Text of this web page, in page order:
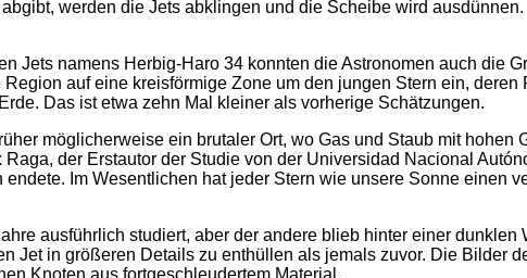
werden die Jets abklingen und die Scheibe wird
Jets namens Herbig-Haro 34 konnten die Astronomen auch die
auf eine kreisförmige Zone um den jungen Stern ein,
Das ist etwa zehn Mal kleiner als vorherige Schätzungen.
möglicherweise ein brutaler Ort, wo Gas und Staub mit
der Erstautor der Studie von der Universidad Nacional
Im Wesentlichen hat jeder Stern wie unsere Sonne einen
ausführlich studiert, aber der andere blieb hinter einer
Jet in größeren Details zu enthüllen als jemals zuvor. Die Bilder